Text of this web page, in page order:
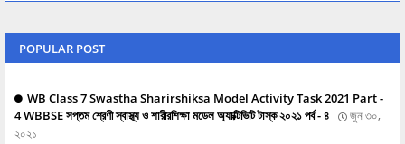
POPULAR POST
WB Class 7 Swastha Sharirshiksa Model Activity Task 2021 Part -
4 WBBSE সপ্তম শ্রেণী স্বাস্থ্য ও শারীরশিক্ষা মডেল অ্যাক্টিভিটি টাস্ক ২০২১ পর্ব - ৪
জুন ৩০,
২০২১